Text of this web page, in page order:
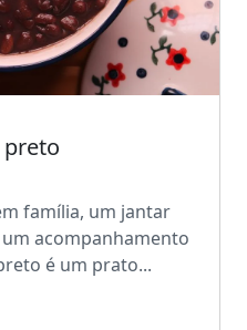
preto
família, um jantar
acompanhamento
é um prato...